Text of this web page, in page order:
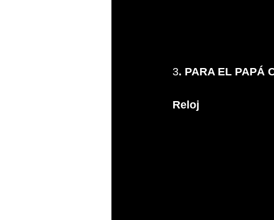
3. PARA EL PAPÁ
Reloj